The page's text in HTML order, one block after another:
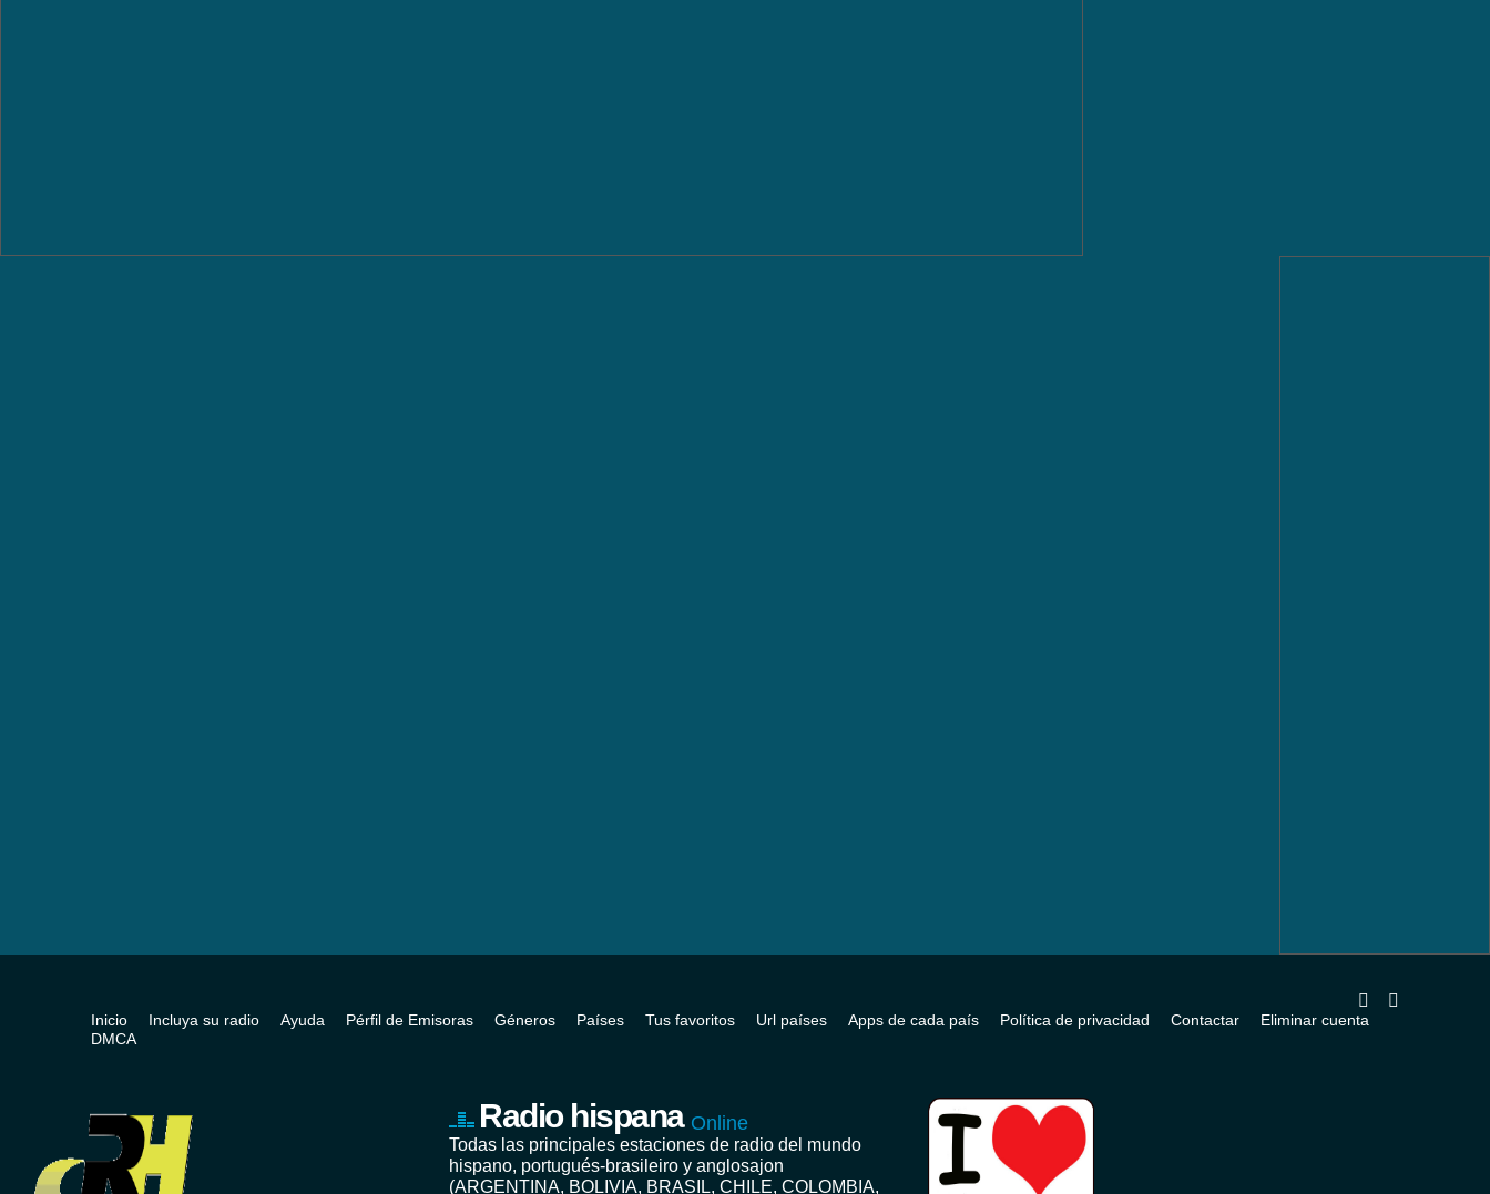
Inicio Incluya su radio Ayuda Pérfil de Emisoras Géneros Países Tus favoritos Url países Apps de cada país Política de privacidad Contactar
Eliminar cuenta
DMCA
Radio hispana Online
Todas las principales estaciones de radio del mundo
hispano, portugués-brasileiro y anglosajon
(ARGENTINA, BOLIVIA, BRASIL, CHILE, COLOMBIA,